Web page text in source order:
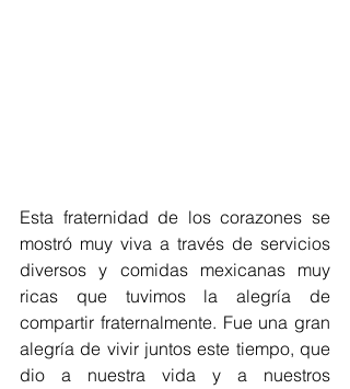
Esta fraternidad de los corazones se
mostró muy viva a través de servicios
diversos y comidas mexicanas muy
ricas que tuvimos la alegría de
compartir fraternalmente. Fue una gran
alegría de vivir juntos este tiempo, que
dio a nuestra vida y a nuestros